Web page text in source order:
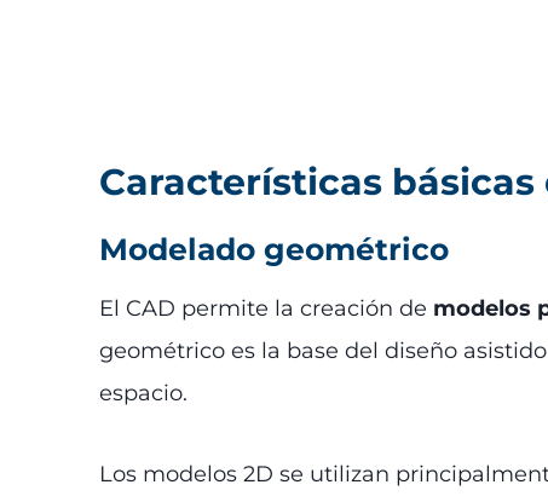
Características básicas
Modelado geométrico
El CAD permite la creación de modelos
geométrico es la base del diseño
espacio.
Los modelos 2D se utilizan